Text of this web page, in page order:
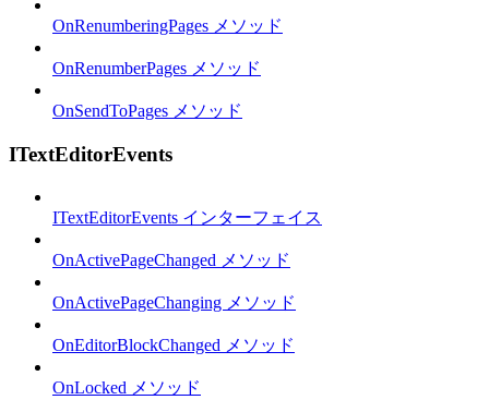
OnRenumberingPages メソッド
OnRenumberPages メソッド
OnSendToPages メソッド
ITextEditorEvents
ITextEditorEvents インターフェイス
OnActivePageChanged メソッド
OnActivePageChanging メソッド
OnEditorBlockChanged メソッド
OnLocked メソッド